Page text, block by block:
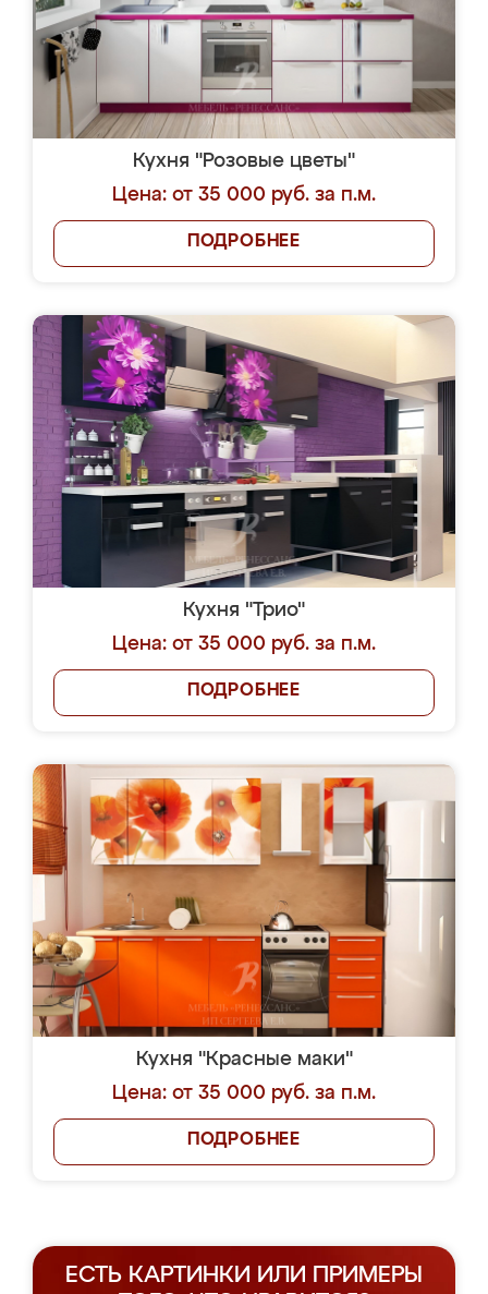
Кухня "Розовые цветы"
Цена: от 35 000 руб. за п.м.
ПОДРОБНЕЕ
Кухня "Трио"
Цена: от 35 000 руб. за п.м.
ПОДРОБНЕЕ
Кухня "Красные маки"
Цена: от 35 000 руб. за п.м.
ПОДРОБНЕЕ
ЕСТЬ КАРТИНКИ ИЛИ ПРИМЕРЫ